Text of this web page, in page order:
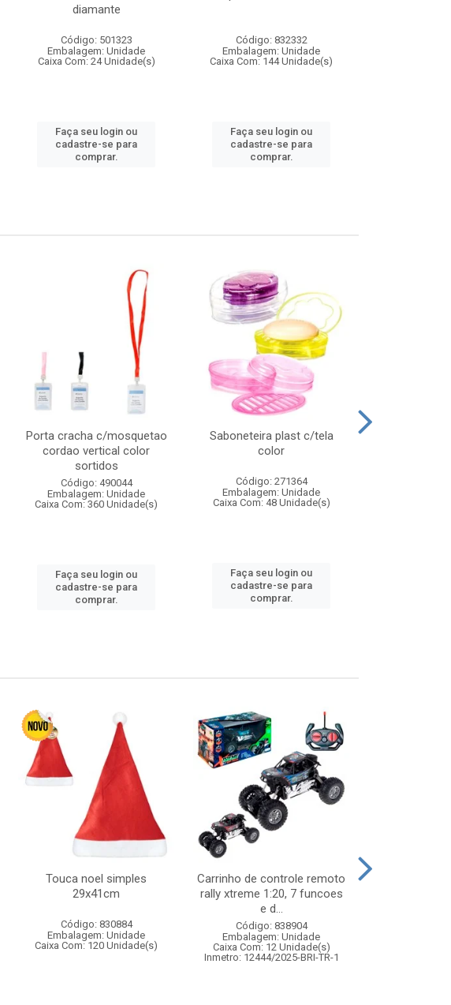
diamante
Código: 501323
Embalagem: Unidade
Caixa Com: 24 Unidade(s)
Faça seu login ou
cadastre-se para
comprar.
Código: 832332
Embalagem: Unidade
Caixa Com: 144 Unidade(s)
Faça seu login ou
cadastre-se para
comprar.
Porta cracha c/mosquetao
cordao vertical color
sortidos
Código: 490044
Embalagem: Unidade
Caixa Com: 360 Unidade(s)
Faça seu login ou
cadastre-se para
comprar.
Saboneteira plast c/tela
color
Código: 271364
Embalagem: Unidade
Caixa Com: 48 Unidade(s)
Faça seu login ou
cadastre-se para
comprar.
Touca noel simples
29x41cm
Código: 830884
Embalagem: Unidade
Caixa Com: 120 Unidade(s)
Carrinho de controle remoto
rally xtreme 1:20, 7 funcoes
e d...
Código: 838904
Embalagem: Unidade
Caixa Com: 12 Unidade(s)
Inmetro: 12444/2025-BRI-TR-1